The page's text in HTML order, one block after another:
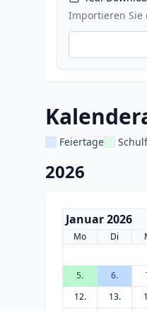
Importieren Sie
Feiertage
2026
Januar 2026
Mo Di
5.
6.
12.
13.